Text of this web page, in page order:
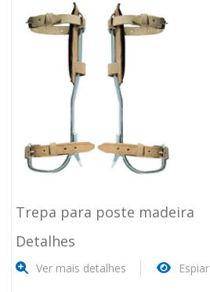
Trepa para poste madeira
Detalhes
Ver mais detalhes Espiar